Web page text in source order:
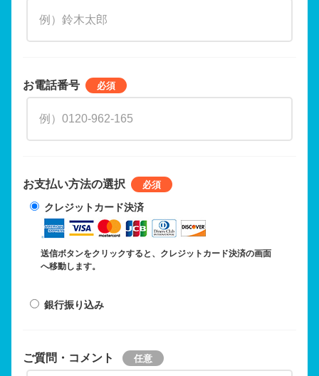
お電話番号
お支払い方法の選択
クレジットカード決済
送信ボタンをクリックすると、クレジットカード決済の画面
へ移動します。
銀行振り込み
ご質問・コメント